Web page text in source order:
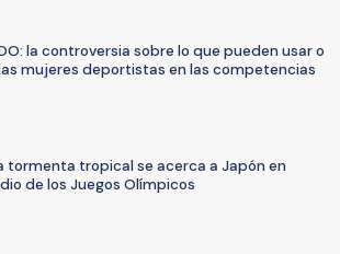
la controversia sobre lo que pueden usar o
mujeres deportistas en las competencias
tormenta tropical se acerca a Japón en
de los Juegos Olímpicos